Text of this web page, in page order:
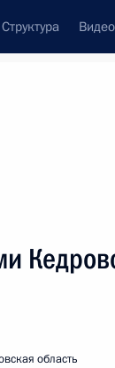
Структура
область